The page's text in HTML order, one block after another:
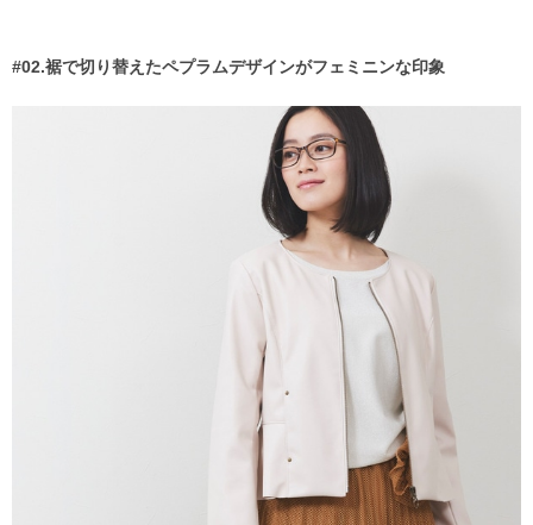
#02.裾で切り替えたペプラムデザインがフェミニンな印象